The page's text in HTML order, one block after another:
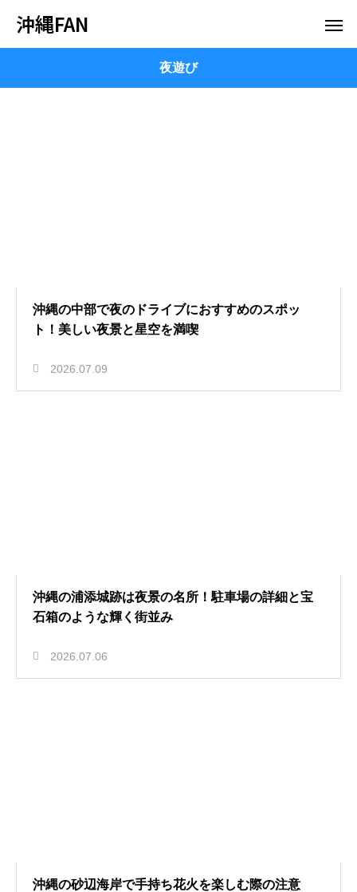
沖縄FAN
夜遊び
沖縄の中部で夜のドライブにおすすめのスポッ
ト！美しい夜景と星空を満喫
2026.07.09
沖縄の浦添城跡は夜景の名所！駐車場の詳細と宝
石箱のような輝く街並み
2026.07.06
沖縄の砂辺海岸で手持ち花火を楽しむ際の注意